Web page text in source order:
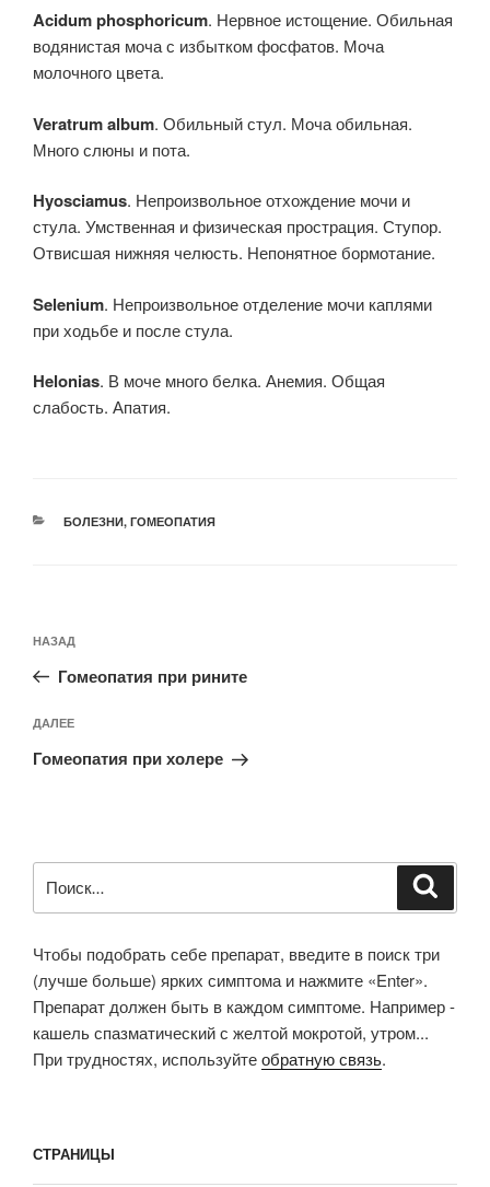
Acidum phosphoricum. Нервное истощение. Обильная
водянистая моча с избытком фосфатов. Моча
молочного цвета.
Veratrum album. Обильный стул. Моча обильная.
Много слюны и пота.
Hyosciamus. Непроизвольное отхождение мочи и
стула. Умственная и физическая прострация. Ступор.
Отвисшая нижняя челюсть. Непонятное бормотание.
Selenium. Непроизвольное отделение мочи каплями
при ходьбе и после стула.
Helonias. В моче много белка. Анемия. Общая
слабость. Апатия.
РУБРИКИ
БОЛЕЗНИ, ГОМЕОПАТИЯ
по
записям
Предыдущая
запись:
НАЗАД
Гомеопатия при рините
Следующая
запись
ДАЛЕЕ
Гомеопатия при холере
Чтобы подобрать себе препарат, введите в поиск три
(лучше больше) ярких симптома и нажмите «Enter».
Препарат должен быть в каждом симптоме. Например -
кашель спазматический с желтой мокротой, утром...
При трудностях, используйтеобратную связь.
СТРАНИЦЫ